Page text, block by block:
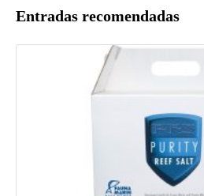
Entradas recomendadas